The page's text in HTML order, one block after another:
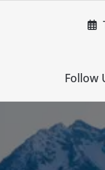
Follow